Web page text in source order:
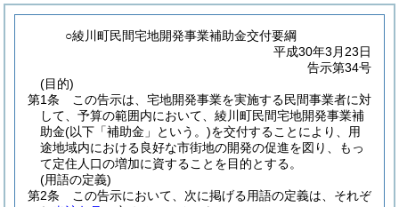
○綾川町民間宅地開発事業補助金交付要綱
平成30年3月23日
告示第34号
(目的)
第1条
この告示は、宅地開発事業を実施する民間事業者に対
して、予算の範囲内において、綾川町民間宅地開発事業補
助金(以下「補助金」という。)を交付することにより、用
途地域内における良好な市街地の開発の促進を図り、もっ
て定住人口の増加に資することを目的とする。
(用語の定義)
第2条
この告示において、次に掲げる用語の定義は、それぞ